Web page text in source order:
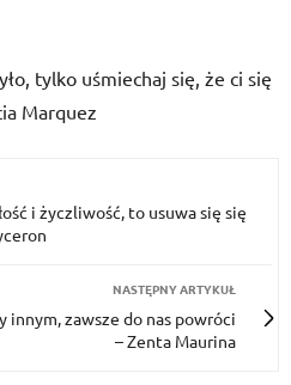
tylko uśmiechaj się, że ci się
Marquez
i życzli­wość, to usu­wa się się
NASTĘPNY ARTYKUŁ
innym, zawsze do nas powróci
– Zenta Maurina